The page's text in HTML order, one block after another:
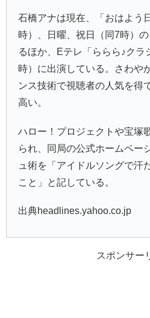
石橋アナは現在、「おはよう
時）、日曜、祝日（同7時）
るほか、Eテレ「ららら♪クラ
時）に出演している。さわや
ンス技術で視聴者の人気を得
高い。
ハロー！プロジェクトや宝塚
られ、同局の公式ホームペー
ュ術を「アイドルソングで汗
こと」と記している。
出典headlines.yahoo.co.jp
スポンサー